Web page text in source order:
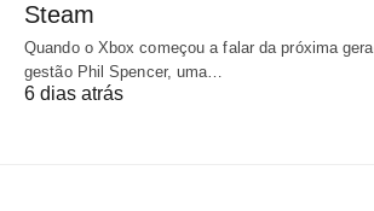
Steam
Quando o Xbox começou a falar da próxima
gestão Phil Spencer, uma…
6 dias atrás